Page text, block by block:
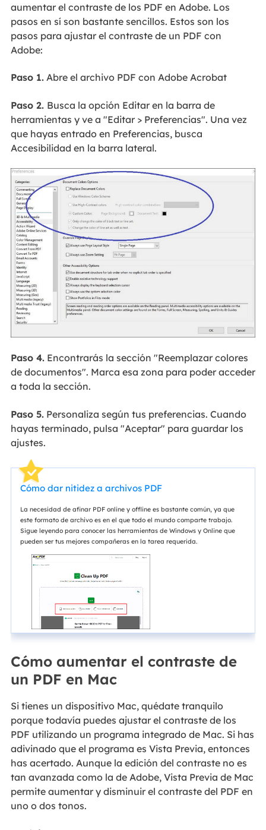
aumentar el contraste de los PDF en Adobe. Los
pasos en sí son bastante sencillos. Estos son los
pasos para ajustar el contraste de un PDF con
Adobe:
Paso 1.Abre el archivo PDF con Adobe Acrobat
Paso 2. Busca la opción Editar en la barra de
herramientas y ve a "Editar > Preferencias". Una vez
que hayas entrado en Preferencias, busca
Accesibilidad en la barra lateral.
Paso 4.Encontrarás la sección "Reemplazar colores
de documentos". Marca esa zona para poder acceder
a toda la sección.
Paso 5.Personaliza según tus preferencias. Cuando
hayas terminado, pulsa "Aceptar" para guardar los
ajustes.
Cómo dar nitidez a archivos PDF
La necesidad de afinar PDF online y offline es bastante común, ya que
este formato de archivo es en el que todo el mundo comparte trabajo.
Sigue leyendo para conocer las herramientas de Windows y Online que
pueden ser tus mejores compañeras en la tarea requerida.
Cómo aumentar el contraste de
un PDF en Mac
Si tienes un dispositivo Mac, quédate tranquilo
porque todavía puedes ajustar el contraste de los
PDF utilizando un programa integrado de Mac. Si has
adivinado que el programa es Vista Previa, entonces
has acertado. Aunque la edición del contraste no es
tan avanzada como la de Adobe, Vista Previa de Mac
permite aumentar y disminuir el contraste del PDF en
uno o dos tonos.